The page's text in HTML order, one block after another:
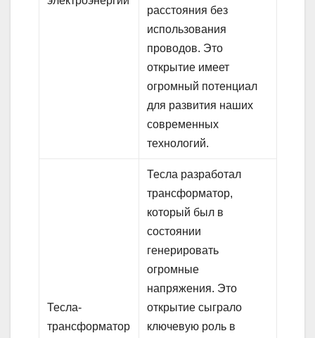
расстояния без
использования
проводов. Это
открытие имеет
огромный потенциал
для развития наших
современных
технологий.
Тесла-
трансформатор
Тесла разработал
трансформатор,
который был в
состоянии
генерировать
огромные
напряжения. Это
открытие сыграло
ключевую роль в